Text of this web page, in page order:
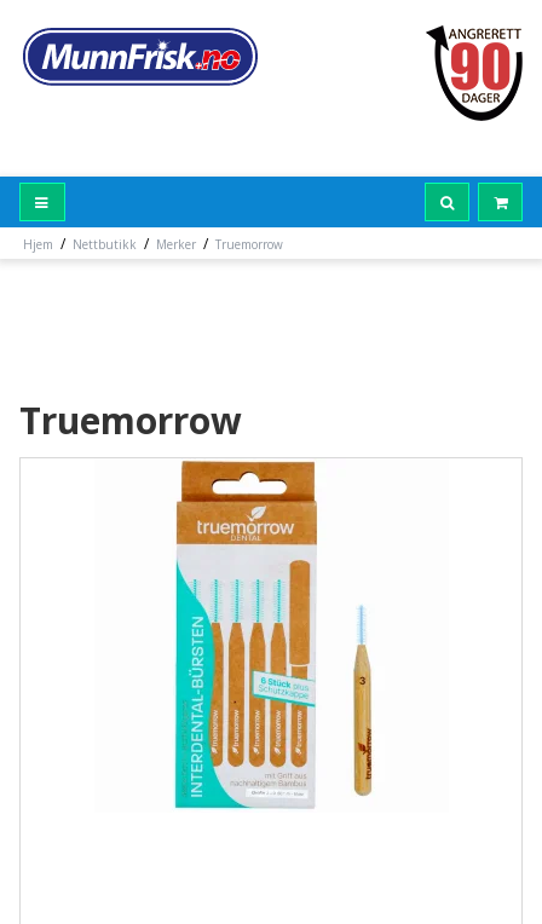
Hjem / Nettbutikk / Merker / Truemorrow
Truemorrow